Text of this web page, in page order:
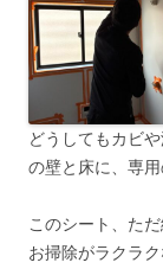
どうしてもカビ
の壁と床に、専
このシート、た
お掃除がラクラ